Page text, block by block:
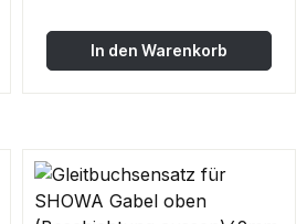
In den Warenkorb